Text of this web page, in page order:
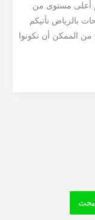
أعلى مستوى من
بالرياض نأتيكم
الممكن أن تكونوا